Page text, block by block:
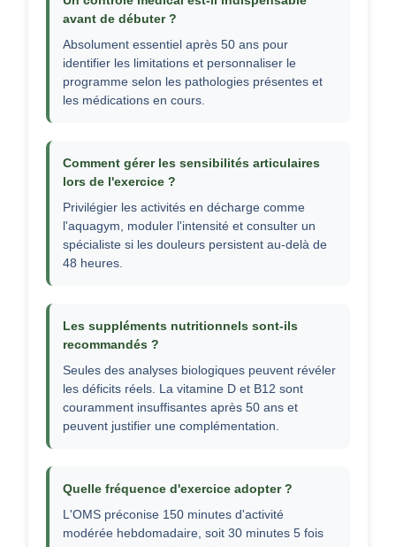
avant de débuter ?
Absolument essentiel après 50 ans pour
identifier les limitations et personnaliser le
programme selon les pathologies présentes et
les médications en cours.
Comment gérer les sensibilités articulaires
lors de l'exercice ?
Privilégier les activités en décharge comme
l'aquagym, moduler l'intensité et consulter un
spécialiste si les douleurs persistent au-delà de
48 heures.
Les suppléments nutritionnels sont-ils
recommandés ?
Seules des analyses biologiques peuvent révéler
les déficits réels. La vitamine D et B12 sont
couramment insuffisantes après 50 ans et
peuvent justifier une complémentation.
Quelle fréquence d'exercice adopter ?
L'OMS préconise 150 minutes d'activité
modérée hebdomadaire, soit 30 minutes 5 fois